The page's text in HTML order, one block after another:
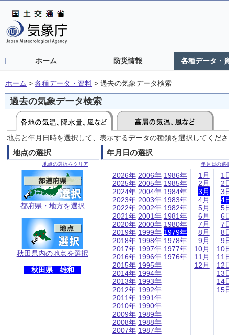
ホーム 防災情報 各種データ・
ホーム > 各種データ・資料 > 過去の気象データ検索
過去の気象データ検索
地点と年月日時を選択して、表示するデータの種類を選択してくだ
地点の選択
地点の選択をクリア
都府県・地方を選択
秋田県内の地点を選択
秋田県 雄和
年月日の選択
年月日の選
2026年
2025年
2024年
2023年
2022年
2021年
2020年
2019年
2018年
2017年
2016年
2015年
2014年
2013年
2012年
2011年
2010年
2009年
2008年
2007年
2006年
2005年
2004年
2003年
2002年
2001年
2000年
1999年
1998年
1997年
1996年
1995年
1994年
1993年
1992年
1991年
1990年
1989年
1988年
1987年
1986年
1985年
1984年
1983年
1982年
1981年
1980年
1979年
1978年
1977年
1976年
1月
2月
3月
4月
5月
6月
7月
8月
9月
10月
11月
12月
1
2
3
4
5
6
7
8
9
10
11
12
13
14
15